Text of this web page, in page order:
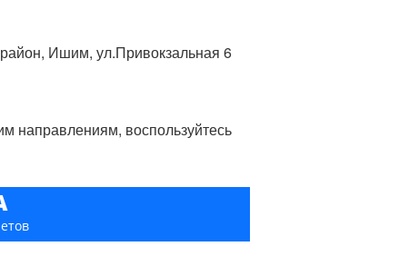
Ишим, ул.Привокзальная 6
направлениям, воспользуйтесь